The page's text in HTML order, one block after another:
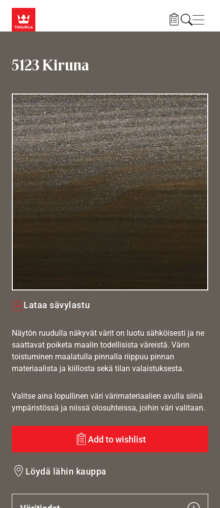
5123 Kiruna
Lataa sävylastu
Näytön ruudulla näkyvät värit on luotu sähköisesti ja ne
saattavat poiketa maalin todellisista väreistä. Värin
toistuminen maalatulla pinnalla riippuu pinnan
materiaalista ja kiillosta sekä tilan valaistuksesta.
Valitse aina lopullinen väri värimateriaalien avulla siinä
ympäristössä ja niissä olosuhteissa, joihin väri valitaan.
Add to wishlist
Löydä lähin kauppa